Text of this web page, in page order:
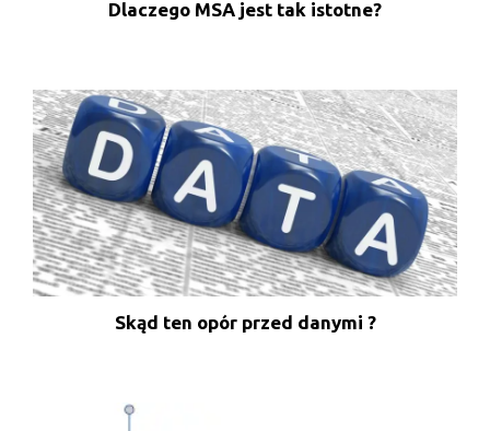
Dlaczego MSA jest tak istotne?
Skąd ten opór przed danymi ?